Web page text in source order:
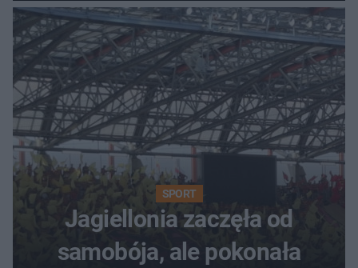
SPORT
Jagiellonia zaczęła od
samobója, ale pokonała